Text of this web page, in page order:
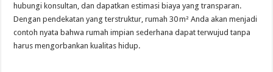
hubungi konsultan, dan dapatkan estimasi biaya yang transparan.
Dengan pendekatan yang terstruktur, rumah 30 m² Anda akan menjadi
contoh nyata bahwa rumah impian sederhana dapat terwujud tanpa
harus mengorbankan kualitas hidup.